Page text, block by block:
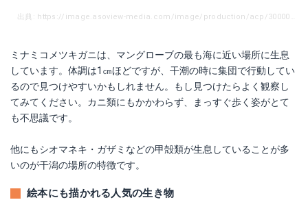
ミナミコメツキガニは、マングローブの最も海に近い場所に生息
しています。体調は1㎝ほどですが、干潮の時に集団で行動してい
るので見つけやすいかもしれません。もし見つけたらよく観察し
てみてください。カニ類にもかかわらず、まっすぐ歩く姿がとて
も不思議です。
他にもシオマネキ・ガザミなどの甲殻類が生息していることが多
いのが干潟の場所の特徴です。
絵本にも描かれる人気の生き物